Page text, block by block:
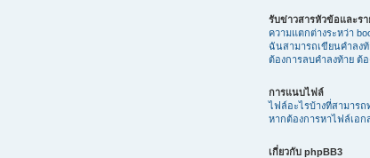
รับข่าวสารหัวข้อและรา
ความแตกต่างระหว่า
ฉันสามารถเขียนคำลง
ต้องการลบคำลงท้าย ต้อ
การแนบไฟล์
ไฟล์อะไรบ้างที่สามาร
หากต้องการหาไฟล์เอก
เกี่ยวกับ phpBB3